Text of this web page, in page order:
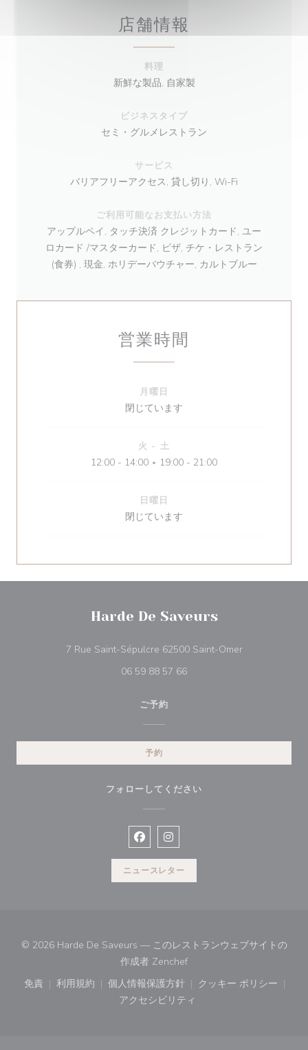
店舗情報
料理
新鮮な製品, 自家製
ビジネスタイプ
セミ・グルメレストラン
サービス
バリアフリーアクセス, 貸し切り, Wi-Fi
ご利用可能なお支払い方法
アップルペイ, タッチ決済 クレジットカード, ユー
ロカード /マスターカード, ビザ, チケ・レストラン
(食券) , 現金, ホリデーバウチャー, カルトブルー
営業時間
月曜日
閉じています
火 - 土
12:00 - 14:00 • 19:00 - 21:00
日曜日
閉じています
Harde De Saveurs
7 Rue Saint-Sépulcre 62500 Saint-Omer((新しいウィ
06 59 88 57 66
ご予約
予約
フォローしてください
Facebook ((新しいウィンドウで
Instagram ((新しいウィンド
ニュースレター
© 2026 Harde De Saveurs — このレストランウェブサイトの
作成者 Zenchef((新しいウィンドウで開き
免責
((新しいウィンドウで開きます))
利用規約
((新しいウィンドウで開きます))
個人情報保護方針
((新しいウィンドウで開きます))
クッキー ポリシー
((新しいウィ
アクセシビリティ
((新しいウィンドウで開きます))